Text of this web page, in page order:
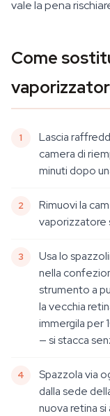
vale la pena
Come
Lascia
camera di
minuti dopo
Rimuovi la
vaporizzatore
Usa lo
nella
strumento a
la vecchia
immergila per
— si stacca
Spazzola via
dalla sede
nuova retina